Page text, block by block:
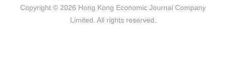
Copyright © 2026 Hong Kong Economic Journal Company
Limited. All rights reserved.